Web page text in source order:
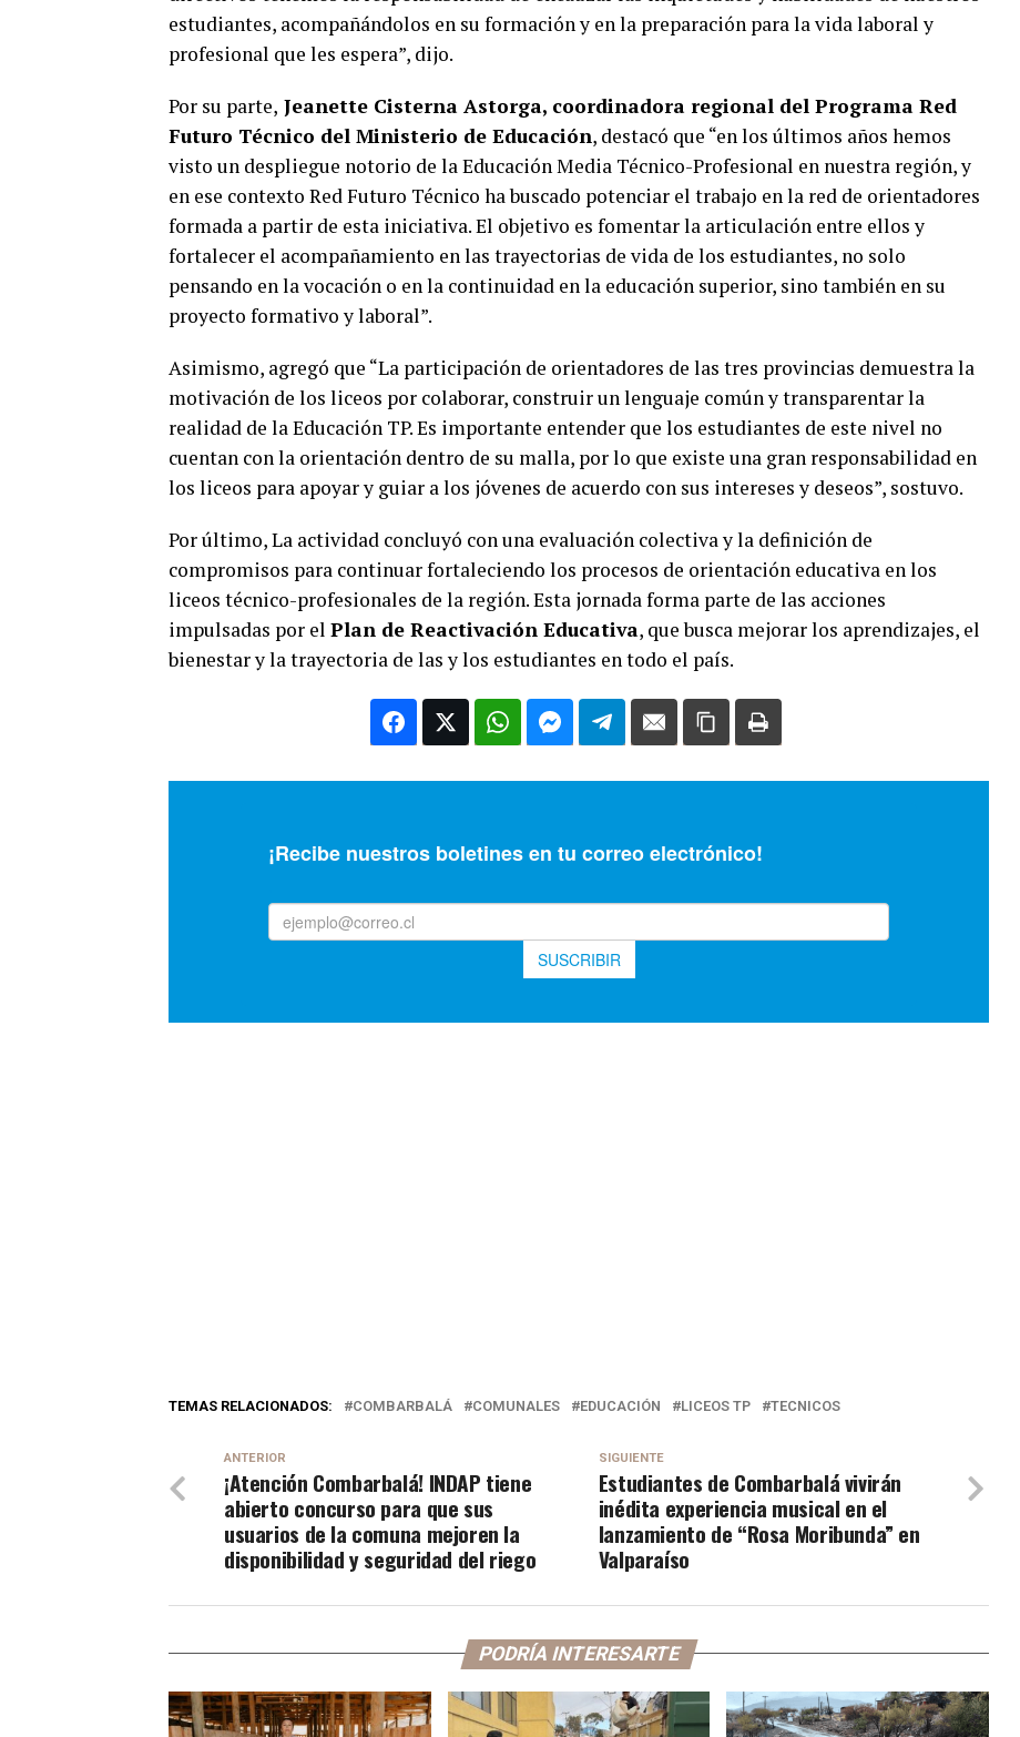
estudiantes, acompañándolos en su formación y en la preparación para la vida laboral y
profesional que les espera”, dijo.
Por su parte, Jeanette Cisterna Astorga, coordinadora regional del Programa Red
Futuro Técnico del Ministerio de Educación, destacó que “en los últimos años hemos
visto un despliegue notorio de la Educación Media Técnico-Profesional en nuestra región, y
en ese contexto Red Futuro Técnico ha buscado potenciar el trabajo en la red de orientadores
formada a partir de esta iniciativa. El objetivo es fomentar la articulación entre ellos y
fortalecer el acompañamiento en las trayectorias de vida de los estudiantes, no solo
pensando en la vocación o en la continuidad en la educación superior, sino también en su
proyecto formativo y laboral”.
Asimismo, agregó que “La participación de orientadores de las tres provincias demuestra la
motivación de los liceos por colaborar, construir un lenguaje común y transparentar la
realidad de la Educación TP. Es importante entender que los estudiantes de este nivel no
cuentan con la orientación dentro de su malla, por lo que existe una gran responsabilidad en
los liceos para apoyar y guiar a los jóvenes de acuerdo con sus intereses y deseos”, sostuvo.
Por último, La actividad concluyó con una evaluación colectiva y la definición de
compromisos para continuar fortaleciendo los procesos de orientación educativa en los
liceos técnico-profesionales de la región. Esta jornada forma parte de las acciones
impulsadas por el Plan de Reactivación Educativa, que busca mejorar los aprendizajes, el
bienestar y la trayectoria de las y los estudiantes en todo el país.
TEMAS RELACIONADOS: COMBARBALÁ COMUNALES EDUCACIÓN LICEOS TP TECNICOS
SIGUIENTE
Estudiantes de Combarbalá vivirán
inédita experiencia musical en el
lanzamiento de “Rosa Moribunda” en
Valparaíso
ANTERIOR
¡Atención Combarbalá! INDAP tiene
abierto concurso para que sus
usuarios de la comuna mejoren la
disponibilidad y seguridad del riego
PODRÍA INTERESARTE